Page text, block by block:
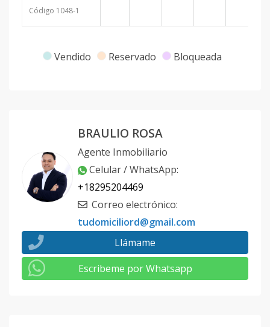
Código 1048-1
Vendido Reservado Bloqueada
BRAULIO ROSA
Agente Inmobiliario
Celular / WhatsApp:
+18295204469
Correo electrónico:
tudomiciliord@gmail.com
Llámame
Escribeme por Whatsapp